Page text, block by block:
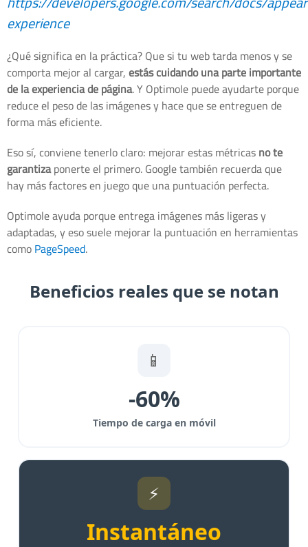
experience
¿Qué significa en la práctica? Que si tu web tarda menos y se
comporta mejor al cargar,estás cuidando una parte importante
de la experiencia de página. Y Optimole puede ayudarte porque
reduce el peso de las imágenes y hace que se entreguen de
forma más eficiente.
Eso sí, conviene tenerlo claro: mejorar estas métricasno te
garantizaponerte el primero. Google también recuerda que
hay más factores en juego que una puntuación perfecta.
Optimole ayuda porque entrega imágenes más ligeras y
adaptadas, y eso suele mejorar la puntuación en herramientas
comoPageSpeed.
Beneficios reales que se notan
📱
-60%
Tiempo de carga en móvil
⚡
Instantáneo